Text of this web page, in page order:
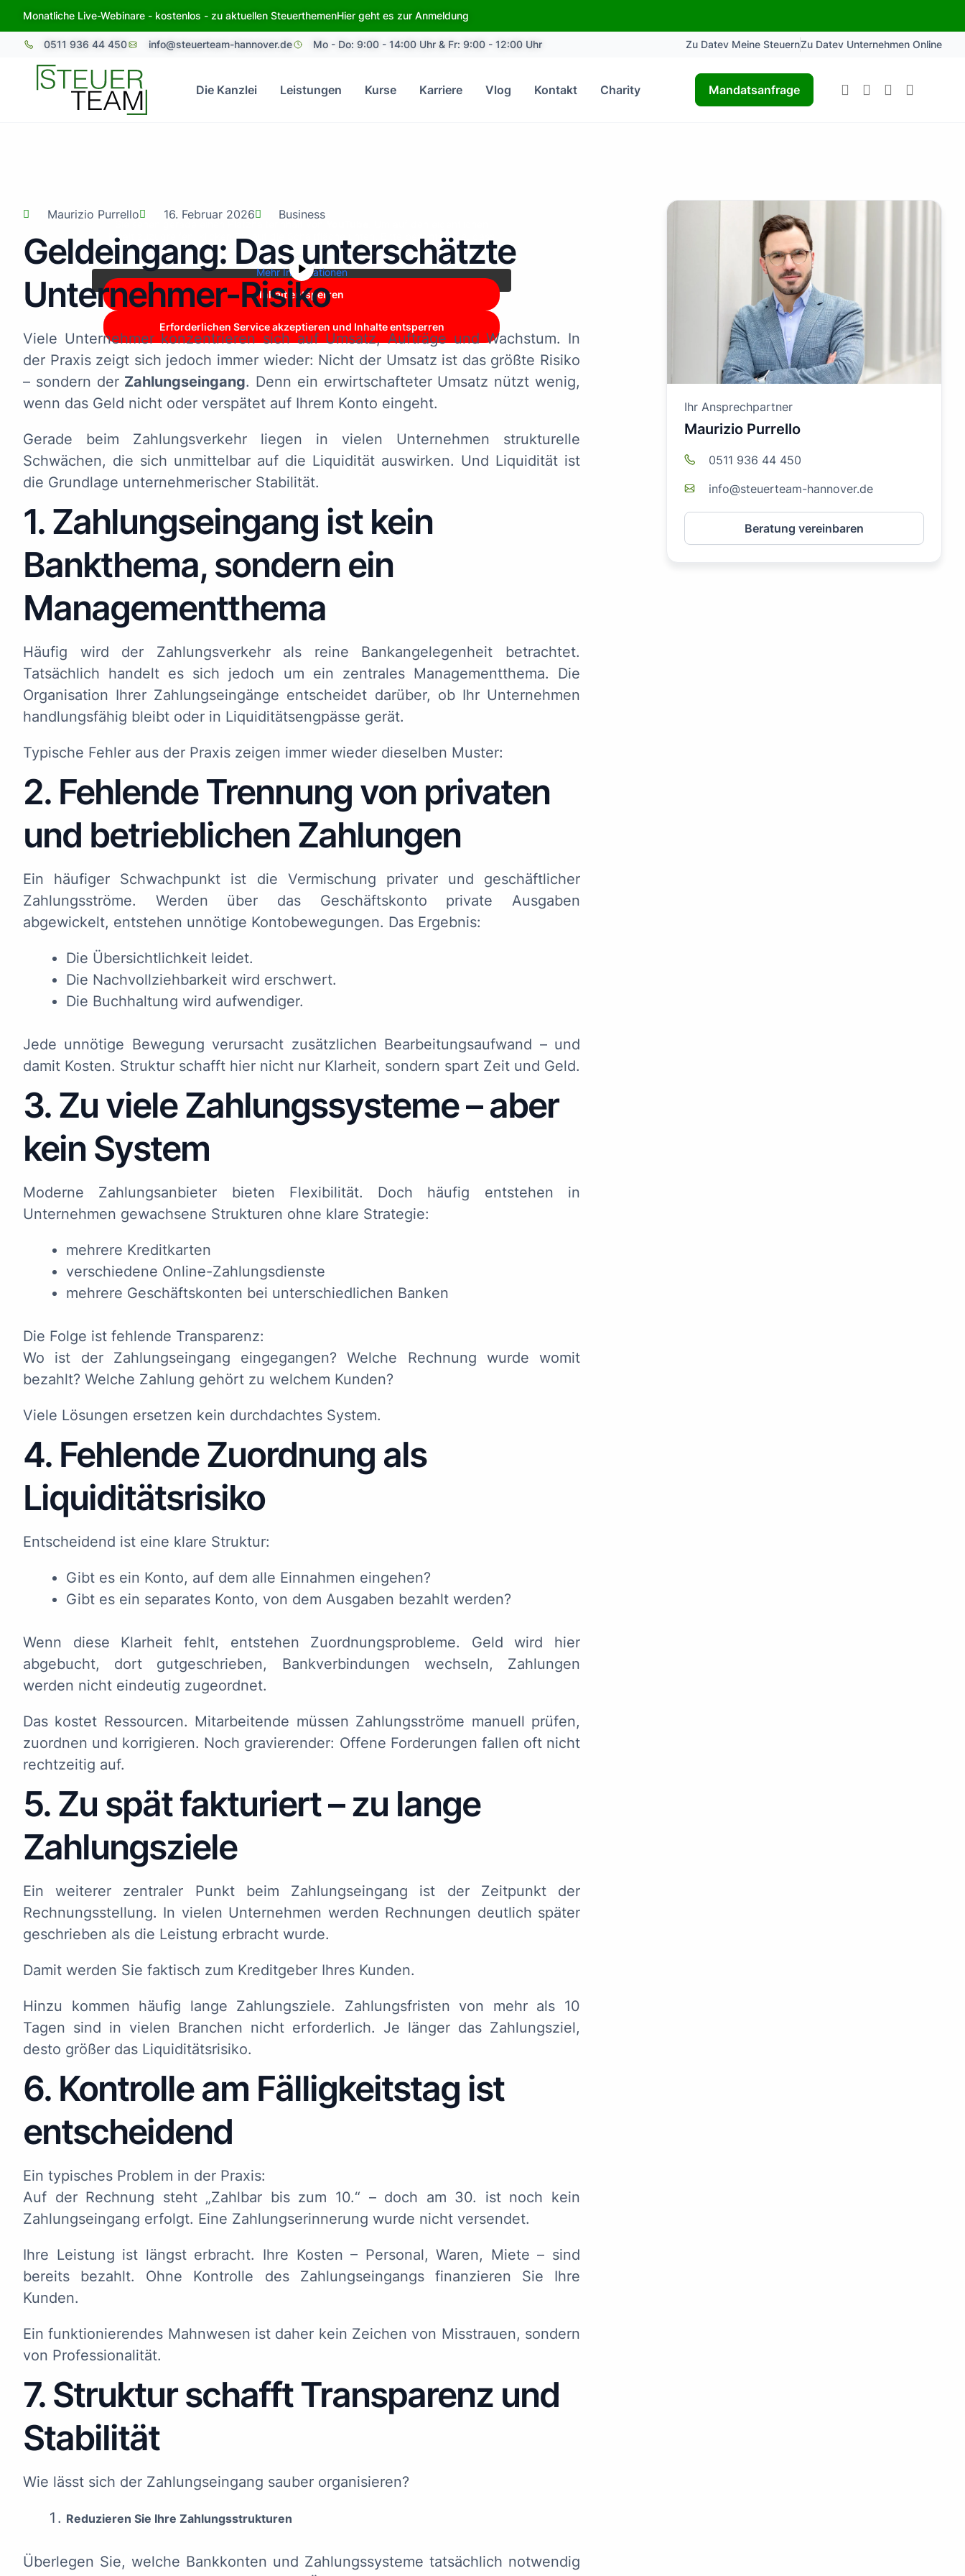
Zum
Inhalt
springen
Monatliche Live-Webinare - kostenlos - zu aktuellen SteuerthemenHier geht es zur Anmeldung
0511 936 44 450 info@steuerteam-hannover.de Mo - Do: 9:00 - 14:00 Uhr & Fr: 9:00 - 12:00 Uhr Zu Datev Meine SteuernZu Datev Unternehmen Online
Die Kanzlei Leistungen Kurse Karriere Vlog Kontakt Charity Mandatsanfrage
Inhalt zuzugreifen, klicken Sie auf die Schaltfläche unten. Bitte beachten Sie, dass
dabei Daten an Drittanbieter weitergegeben werden.
Mehr Informationen
Inhalt entsperren
Erforderlichen Service akzeptieren und Inhalte entsperren
Maurizio Purrello 16. Februar 2026 Business
Geldeingang: Das unterschätzte
Unternehmer-Risiko
Viele Unternehmer konzentrieren sich auf Umsatz, Aufträge und Wachstum. In
der Praxis zeigt sich jedoch immer wieder: Nicht der Umsatz ist das größte Risiko
– sondern der Zahlungseingang. Denn ein erwirtschafteter Umsatz nützt wenig,
wenn das Geld nicht oder verspätet auf Ihrem Konto eingeht.
Gerade beim Zahlungsverkehr liegen in vielen Unternehmen strukturelle
Schwächen, die sich unmittelbar auf die Liquidität auswirken. Und Liquidität ist
die Grundlage unternehmerischer Stabilität.
1. Zahlungseingang ist kein
Bankthema, sondern ein
Managementthema
Häufig wird der Zahlungsverkehr als reine Bankangelegenheit betrachtet.
Tatsächlich handelt es sich jedoch um ein zentrales Managementthema. Die
Organisation Ihrer Zahlungseingänge entscheidet darüber, ob Ihr Unternehmen
handlungsfähig bleibt oder in Liquiditätsengpässe gerät.
Typische Fehler aus der Praxis zeigen immer wieder dieselben Muster:
2. Fehlende Trennung von privaten
und betrieblichen Zahlungen
Ein häufiger Schwachpunkt ist die Vermischung privater und geschäftlicher
Zahlungsströme. Werden über das Geschäftskonto private Ausgaben
abgewickelt, entstehen unnötige Kontobewegungen. Das Ergebnis:
Die Übersichtlichkeit leidet.
Die Nachvollziehbarkeit wird erschwert.
Die Buchhaltung wird aufwendiger.
Jede unnötige Bewegung verursacht zusätzlichen Bearbeitungsaufwand – und
damit Kosten. Struktur schafft hier nicht nur Klarheit, sondern spart Zeit und Geld.
3. Zu viele Zahlungssysteme – aber
kein System
Moderne Zahlungsanbieter bieten Flexibilität. Doch häufig entstehen in
Unternehmen gewachsene Strukturen ohne klare Strategie:
mehrere Kreditkarten
verschiedene Online-Zahlungsdienste
mehrere Geschäftskonten bei unterschiedlichen Banken
Die Folge ist fehlende Transparenz:
Wo ist der Zahlungseingang eingegangen? Welche Rechnung wurde womit
bezahlt? Welche Zahlung gehört zu welchem Kunden?
Viele Lösungen ersetzen kein durchdachtes System.
4. Fehlende Zuordnung als
Liquiditätsrisiko
Entscheidend ist eine klare Struktur:
Gibt es ein Konto, auf dem alle Einnahmen eingehen?
Gibt es ein separates Konto, von dem Ausgaben bezahlt werden?
Wenn diese Klarheit fehlt, entstehen Zuordnungsprobleme. Geld wird hier
abgebucht, dort gutgeschrieben, Bankverbindungen wechseln, Zahlungen
werden nicht eindeutig zugeordnet.
Das kostet Ressourcen. Mitarbeitende müssen Zahlungsströme manuell prüfen,
zuordnen und korrigieren. Noch gravierender: Offene Forderungen fallen oft nicht
rechtzeitig auf.
5. Zu spät fakturiert – zu lange
Zahlungsziele
Ein weiterer zentraler Punkt beim Zahlungseingang ist der Zeitpunkt der
Rechnungsstellung. In vielen Unternehmen werden Rechnungen deutlich später
geschrieben als die Leistung erbracht wurde.
Damit werden Sie faktisch zum Kreditgeber Ihres Kunden.
Hinzu kommen häufig lange Zahlungsziele. Zahlungsfristen von mehr als 10
Tagen sind in vielen Branchen nicht erforderlich. Je länger das Zahlungsziel,
desto größer das Liquiditätsrisiko.
6. Kontrolle am Fälligkeitstag ist
entscheidend
Ein typisches Problem in der Praxis:
Auf der Rechnung steht „Zahlbar bis zum 10.“ – doch am 30. ist noch kein
Zahlungseingang erfolgt. Eine Zahlungserinnerung wurde nicht versendet.
Ihre Leistung ist längst erbracht. Ihre Kosten – Personal, Waren, Miete – sind
bereits bezahlt. Ohne Kontrolle des Zahlungseingangs finanzieren Sie Ihre
Kunden.
Ein funktionierendes Mahnwesen ist daher kein Zeichen von Misstrauen, sondern
von Professionalität.
7. Struktur schafft Transparenz und
Stabilität
Wie lässt sich der Zahlungseingang sauber organisieren?
Reduzieren Sie Ihre Zahlungsstrukturen
Überlegen Sie, welche Bankkonten und Zahlungssysteme tatsächlich notwendig
Ihr Ansprechpartner
Maurizio Purrello
0511 936 44 450
info@steuerteam-hannover.de
Beratung vereinbaren